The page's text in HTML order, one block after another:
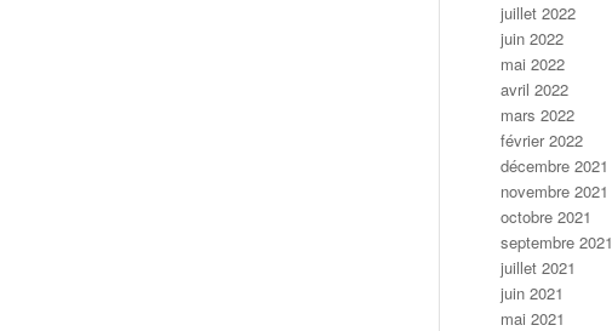
juillet 2022
juin 2022
mai 2022
avril 2022
mars 2022
février 2022
décembre 2021
novembre 2021
octobre 2021
septembre 2021
juillet 2021
juin 2021
mai 2021